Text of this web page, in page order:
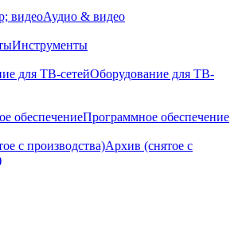
Аудио & видео
Инструменты
Оборудование для ТВ-
Программное обеспечение
Архив (снятое с